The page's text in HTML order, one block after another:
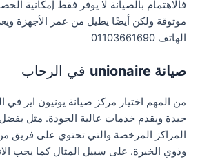
فالاهتمام بالصيانة لا يوفر فقط إمكانية
موثوقة ولكن أيضًا يطيل من عمر الأجهزة
الهاتف 01103661690
صيانة unionaire في الرحاب
من المهم اختيار مركز صيانة يونيون اير في
جيدة ويقدم خدمات عالية الجودة. مثل
المراكز المرخصة والتي تحتوي على فريق من
وذوي الخبرة. على سبيل المثال كما يجب